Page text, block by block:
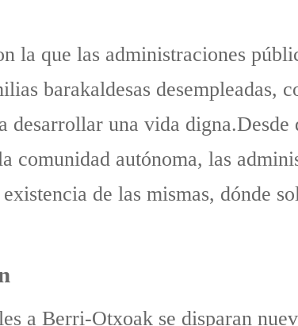
la que las administraciones
barakaldesas desempleadas,
desarrollar una vida digna.Desde
comunidad autónoma, las
de las mismas, dónde
a Berri-Otxoak se disparan